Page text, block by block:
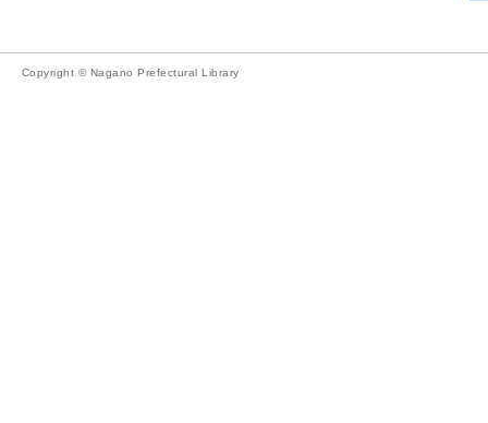
Copyright © Nagano Prefectural Library